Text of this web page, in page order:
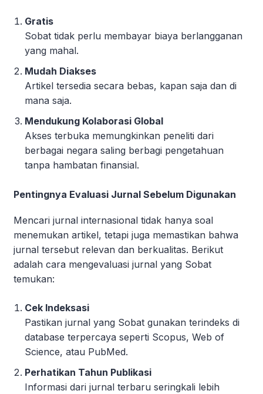
Gratis
Sobat tidak perlu membayar biaya berlangganan
yang mahal.
Mudah Diakses
Artikel tersedia secara bebas, kapan saja dan di
mana saja.
Mendukung Kolaborasi Global
Akses terbuka memungkinkan peneliti dari
berbagai negara saling berbagi pengetahuan
tanpa hambatan finansial.
Pentingnya Evaluasi Jurnal Sebelum Digunakan
Mencari jurnal internasional tidak hanya soal
menemukan artikel, tetapi juga memastikan bahwa
jurnal tersebut relevan dan berkualitas. Berikut
adalah cara mengevaluasi jurnal yang Sobat
temukan:
Cek Indeksasi
Pastikan jurnal yang Sobat gunakan terindeks di
database terpercaya seperti Scopus, Web of
Science, atau PubMed.
Perhatikan Tahun Publikasi
Informasi dari jurnal terbaru seringkali lebih